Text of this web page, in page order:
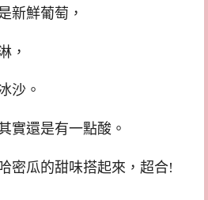
新鮮葡萄，
，
沙。
實還是有一點酸。
密瓜的甜味搭起來，超合!